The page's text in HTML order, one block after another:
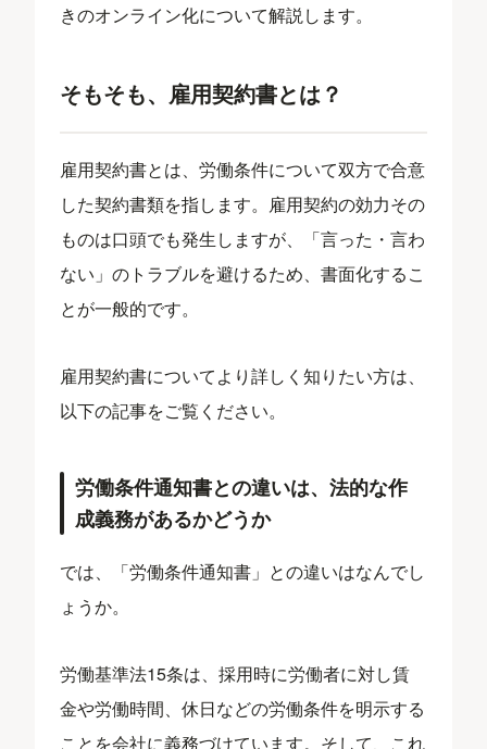
きのオンライン化について解説します。
そもそも、雇用契約書とは？
雇用契約書とは、労働条件について双方で合意
した契約書類を指します。雇用契約の効力その
ものは口頭でも発生しますが、「言った・言わ
ない」のトラブルを避けるため、書面化するこ
とが一般的です。
雇用契約書についてより詳しく知りたい方は、
以下の記事をご覧ください。
労働条件通知書との違いは、法的な作
成義務があるかどうか
では、「労働条件通知書」との違いはなんでし
ょうか。
労働基準法15条は、採用時に労働者に対し賃
金や労働時間、休日などの労働条件を明示する
ことを会社に義務づけています。そして、これ